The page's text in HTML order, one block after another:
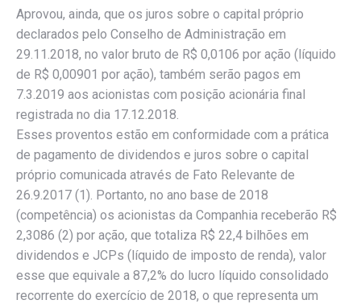
Aprovou, ainda, que os juros sobre o capital próprio
declarados pelo Conselho de Administração em
29.11.2018, no valor bruto de R$ 0,0106 por ação (líquido
de R$ 0,00901 por ação), também serão pagos em
7.3.2019 aos acionistas com posição acionária final
registrada no dia 17.12.2018.
Esses proventos estão em conformidade com a prática
de pagamento de dividendos e juros sobre o capital
próprio comunicada através de Fato Relevante de
26.9.2017 (1). Portanto, no ano base de 2018
(competência) os acionistas da Companhia receberão R$
2,3086 (2) por ação, que totaliza R$ 22,4 bilhões em
dividendos e JCPs (líquido de imposto de renda), valor
esse que equivale a 87,2% do lucro líquido consolidado
recorrente do exercício de 2018, o que representa um